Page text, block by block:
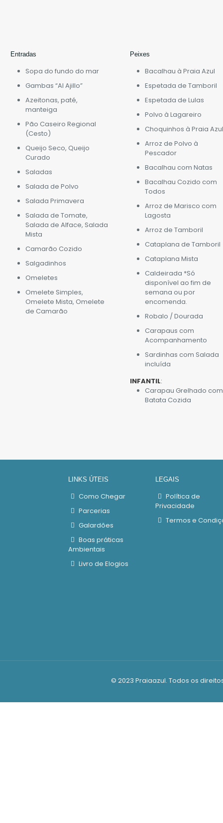
Entradas
Sopa do fundo do mar
Gambas “Al Ajillo”
Azeitonas, paté,
manteiga
Pão Caseiro Regional
(Cesto)
Queijo Seco, Queijo
Curado
Saladas
Salada de Polvo
Salada Primavera
Salada de Tomate,
Salada de Alface, Salada
Mista
Camarão Cozido
Salgadinhos
Omeletes
Omelete Simples,
Omelete Mista, Omelete
de Camarão
Peixes
Bacalhau à Praia Azul
Espetada de Tamboril
Espetada de Lulas
Polvo à Lagareiro
Choquinhos à Praia
Arroz de Polvo à
Pescador
Bacalhau com Natas
Bacalhau Cozido com
Todos
Arroz de Marisco com
Lagosta
Arroz de Tamboril
Cataplana de Tamboril
Cataplana Mista
Caldeirada *Só
disponível ao fim de
semana ou por
encomenda.
Robalo / Dourada
Carapaus com
Acompanhamento
Sardinhas com Salada
incluída
INFANTIL:
Carapau Grelhado com
Batata Cozida
LINKS ÚTEIS
Como Chegar
Parcerias
Galardões
Boas práticas
Ambientais
Livro de Elogios
LEGAIS
Política de
Privacidade
Termos e
© 2023 Praiaazul. Todos os